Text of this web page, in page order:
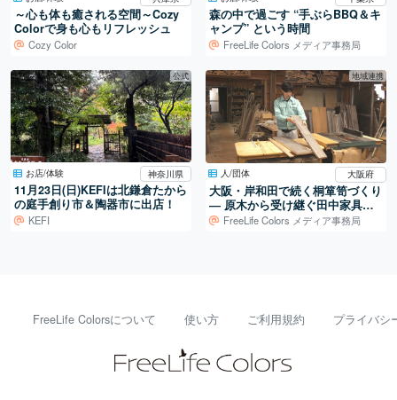
～心も体も癒される空間～Cozy
Colorで身も心もリフレッシュ
Cozy Color
森の中で過ごす “手ぶらBBQ＆キ
ャンプ” という時間
FreeLife Colors メディア事務局
公式
お店/体験 神奈川県
11月23日(日)KEFIは北鎌倉たから
の庭手創り市＆陶器市に出店！
KEFI
地域連携
人/団体 大阪府
大阪・岸和田で続く桐箪笥づくり
― 原木から受け継ぐ田中家具製
作所の仕事
FreeLife Colors メディア事務局
FreeLife Colorsについて 使い方 ご利用規約 プライバシ